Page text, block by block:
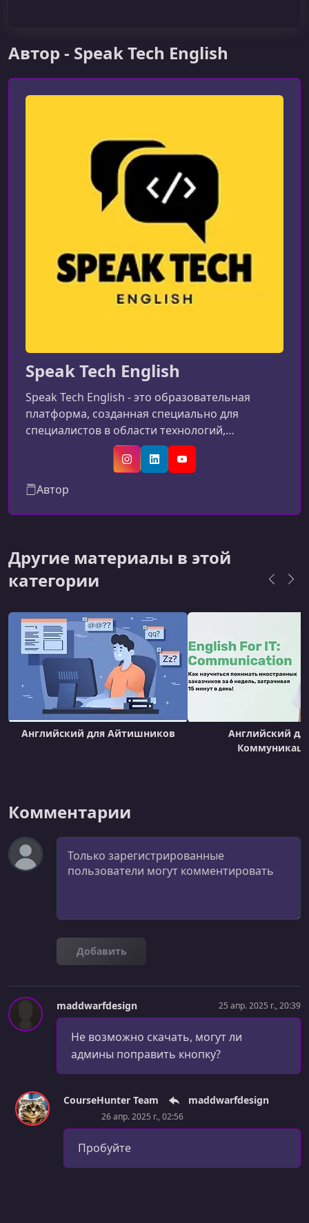
Автор - Speak Tech English
Speak Tech English
Speak Tech English - это образовательная
платформа, созданная специально для
специалистов в области технологий,
стремящихся улучшить свои навыки делового
английского языка. Она предлагает ресурсы,
общении в IT-среде, включая интервью,
совещания и технические обсуждения.
InstagramLinkedInYouTube
Автор
Другие материалы в этой
категории
Английский для Айтишников
Английский
Комментарии
Комментарий
Добавить
maddwarfdesign 25 апр. 2025 г., 20:39
Не возможно скачать, могут ли
админы поправить кнопку?
CourseHunter Team maddwarfdesign
26 апр. 2025 г., 02:56
Пробуйте